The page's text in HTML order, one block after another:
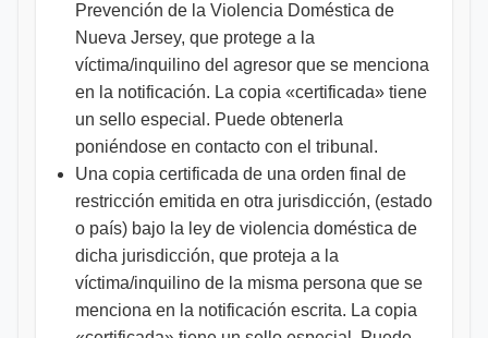
Prevención de la Violencia Doméstica de
Nueva Jersey, que protege a la
víctima/inquilino del agresor que se menciona
en la notificación. La copia «certificada» tiene
un sello especial. Puede obtenerla
poniéndose en contacto con el tribunal.
Una copia certificada de una orden final de
restricción emitida en otra jurisdicción, (estado
o país) bajo la ley de violencia doméstica de
dicha jurisdicción, que proteja a la
víctima/inquilino de la misma persona que se
menciona en la notificación escrita. La copia